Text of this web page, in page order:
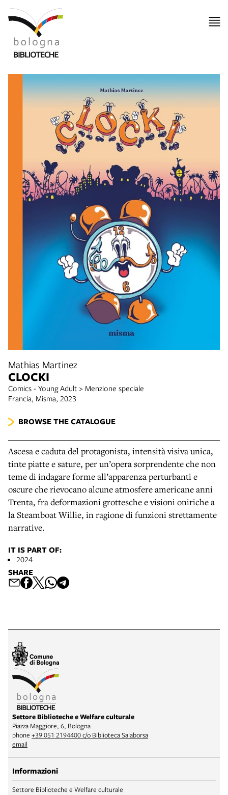
Mathias Martinez
CLOCKI
Comics - Young Adult > Menzione speciale
Francia, Misma, 2023
BROWSE THE CATALOGUE
Ascesa e caduta del protagonista, intensità visiva unica,
tinte piatte e sature, per un’opera sorprendente che non
teme di indagare forme all’apparenza perturbanti e
oscure che rievocano alcune atmosfere americane anni
Trenta, fra deformazioni grottesche e visioni oniriche a
la Steamboat Willie, in ragione di funzioni strettamente
narrative.
IT IS PART OF:
2024
SHARE
Settore Biblioteche e Welfare culturale
Piazza Maggiore, 6, Bologna
phone +39 051 2194400 c/o Biblioteca Salaborsa
email
Informazioni
Settore Biblioteche e Welfare culturale